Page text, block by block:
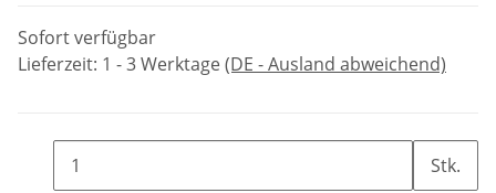
Sofort verfügbar
Lieferzeit: 1 - 3 Werktage(DE - Ausland abweichend)
Stk.